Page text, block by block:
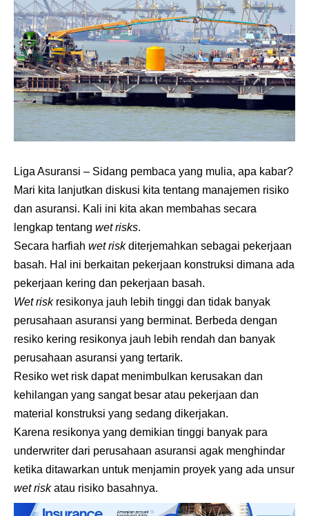
Liga Asuransi – Sidang pembaca yang mulia, apa kabar?
Mari kita lanjutkan diskusi kita tentang manajemen risiko
dan asuransi. Kali ini kita akan membahas secara
lengkap tentang wet risks.
Secara harfiah wet riskditerjemahkan sebagai pekerjaan
basah. Hal ini berkaitan pekerjaan konstruksi dimana ada
pekerjaan kering dan pekerjaan basah.
Wet riskresikonya jauh lebih tinggi dan tidak banyak
perusahaan asuransi yang berminat. Berbeda dengan
resiko kering resikonya jauh lebih rendah dan banyak
perusahaan asuransi yang tertarik.
Resiko wet risk dapat menimbulkan kerusakan dan
kehilangan yang sangat besar atau pekerjaan dan
material konstruksi yang sedang dikerjakan.
Karena resikonya yang demikian tinggi banyak para
underwriter dari perusahaan asuransi agak menghindar
ketika ditawarkan untuk menjamin proyek yang ada unsur
wet riskatau risiko basahnya.